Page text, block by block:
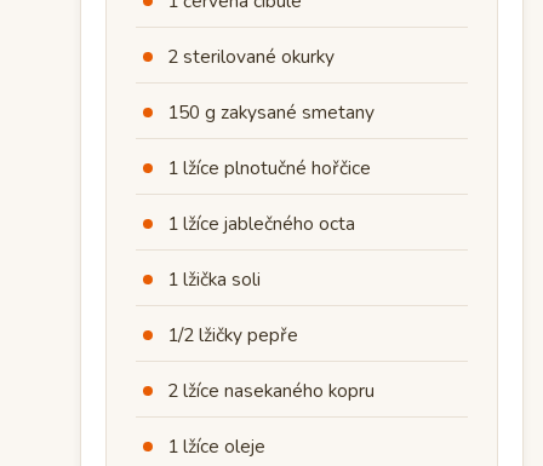
2 sterilované okurky
150 g zakysané smetany
1 lžíce plnotučné hořčice
1 lžíce jablečného octa
1 lžička soli
1/2 lžičky pepře
2 lžíce nasekaného kopru
1 lžíce oleje